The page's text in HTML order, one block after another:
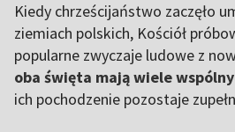
Kiedy chrześcijaństwo zaczęło
ziemiach polskich, Kościół
popularne zwyczaje ludowe z
oba święta mają wiele
ich pochodzenie pozostaje